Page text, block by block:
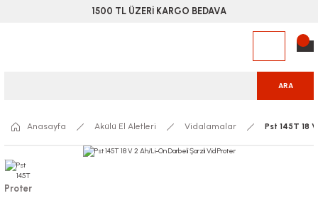
1500 TL ÜZERİ KARGO BEDAVA
ARA
Anasayfa Akülü El Aletleri Vidalamalar Pst 145T 18
Proter